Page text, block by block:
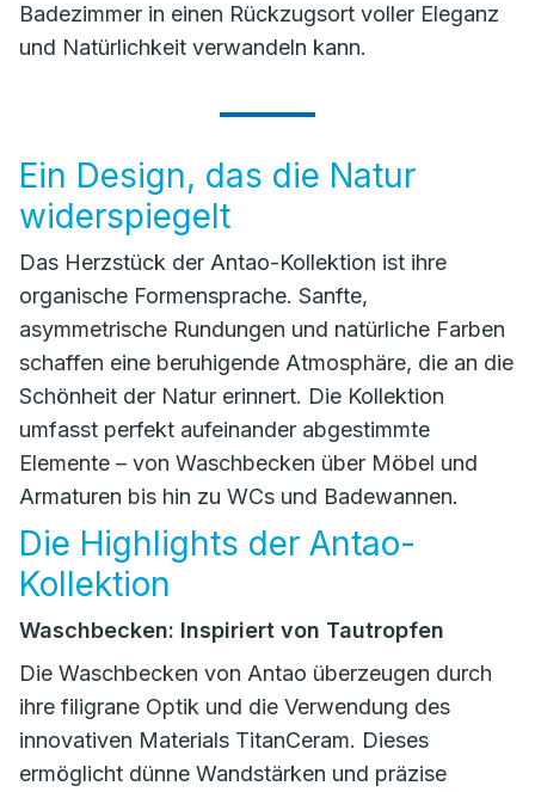
Badezimmer in einen Rückzugsort voller Eleganz
und Natürlichkeit verwandeln kann.
Ein Design, das die Natur
widerspiegelt
Das Herzstück der Antao-Kollektion ist ihre
organische Formensprache. Sanfte,
asymmetrische Rundungen und natürliche Farben
schaffen eine beruhigende Atmosphäre, die an die
Schönheit der Natur erinnert. Die Kollektion
umfasst perfekt aufeinander abgestimmte
Elemente – von Waschbecken über Möbel und
Armaturen bis hin zu WCs und Badewannen.
Die Highlights der Antao-
Kollektion
Waschbecken: Inspiriert von Tautropfen
Die Waschbecken von Antao überzeugen durch
ihre filigrane Optik und die Verwendung des
innovativen Materials TitanCeram. Dieses
ermöglicht dünne Wandstärken und präzise